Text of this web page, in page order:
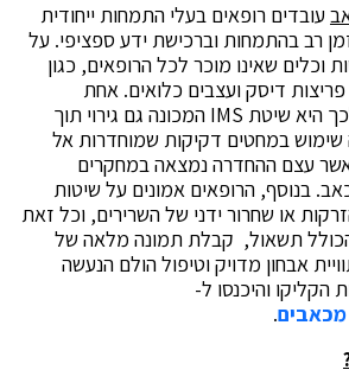
עובדים רופאים בעלי התמחות ייחודית
רב בהתמחות וברכישת ידע ספציפי. על
וכלים שאינו מוכר לכל הרופאים, כגון
דיסק ועצבים כלואים. אחת
הדוגמאות הבולטות לכך היא שיטת IMS המכונה גם גירוי תוך
שימוש במחטים דקיקות שמוחדרות אל
עצם ההחדרה נמצאה במחקרים
בנוסף, הרופאים אמונים על שיטות
או שחרור ידני של השרירים, וכל זאת
תשאול, קבלת תמונה מלאה של
אבחון מדויק וטיפול הולם הנעשה
הקליקו והיכנסו ל-
מכאבים.